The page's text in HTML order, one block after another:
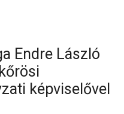
Endre László
képviselővel